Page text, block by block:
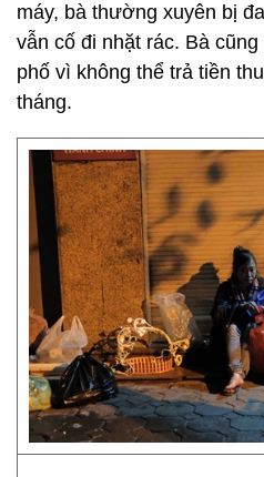
máy, bà thường xuyên bị
vẫn cố đi nhặt rác. Bà
phố vì không thể trả tiền
tháng.